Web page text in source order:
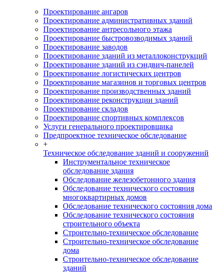
Проектирование ангаров
Проектирование административных зданий
Проектирование антресольного этажа
Проектирование быстровозводимых зданий
Проектирование заводов
Проектирование зданий из металлоконструкций
Проектирование зданий из сэндвич-панелей
Проектирование логистических центров
Проектирование магазинов и торговых центров
Проектирование производственных зданий
Проектирование реконструкции зданий
Проектирование складов
Проектирование спортивных комплексов
Услуги генерального проектировщика
Предпроектное техническое обследование
+
Техническое обследование зданий и сооружений
Инструментальное техническое
обследование здания
Обследование железобетонного здания
Обследование технического состояния
многоквартирных домов
Обследование технического состояния дома
Обследование технического состояния
строительного объекта
Строительно-техническое обследование
Строительно-техническое обследование
дома
Строительно-техническое обследование
зданий